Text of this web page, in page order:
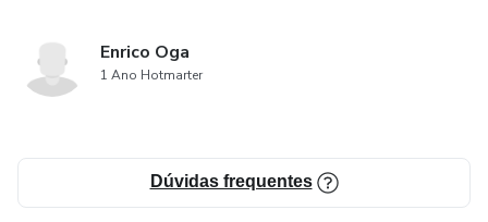
Enrico Oga
1 Ano Hotmarter
Dúvidas frequentes